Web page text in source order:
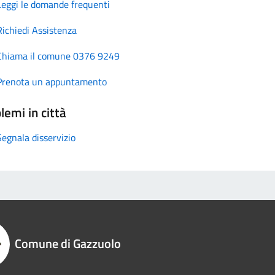
le domande frequenti
Assistenza
il comune 0376 9249
un appuntamento
in città
disservizio
Comune di Gazzuolo